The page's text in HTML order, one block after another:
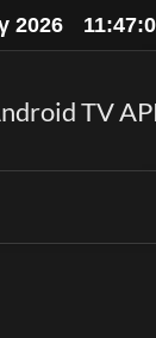
2026
TV